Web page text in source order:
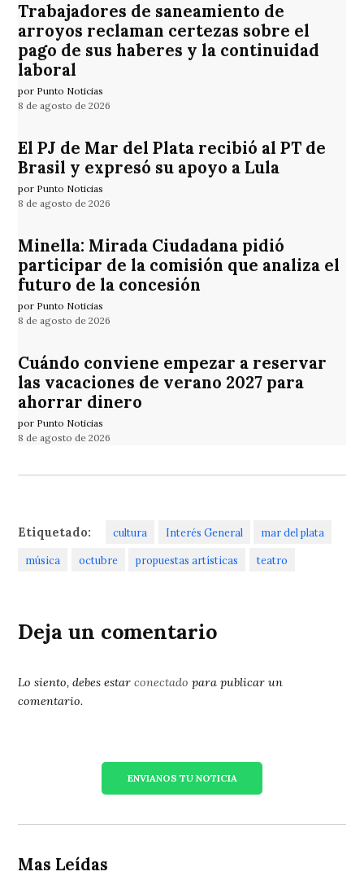
Trabajadores de saneamiento de
arroyos reclaman certezas sobre el
pago de sus haberes y la continuidad
laboral
por Punto Noticias
8 de agosto de 2026
El PJ de Mar del Plata recibió al PT de
Brasil y expresó su apoyo a Lula
por Punto Noticias
8 de agosto de 2026
Minella: Mirada Ciudadana pidió
participar de la comisión que analiza el
futuro de la concesión
por Punto Noticias
8 de agosto de 2026
Cuándo conviene empezar a reservar
las vacaciones de verano 2027 para
ahorrar dinero
por Punto Noticias
8 de agosto de 2026
Etiquetado: cultura Interés General mar del plata
música octubre propuestas artísticas teatro
Deja un comentario
Lo siento, debes estarconectado para publicar un
comentario.
ENVIANOS TU NOTICIA
Mas Leídas